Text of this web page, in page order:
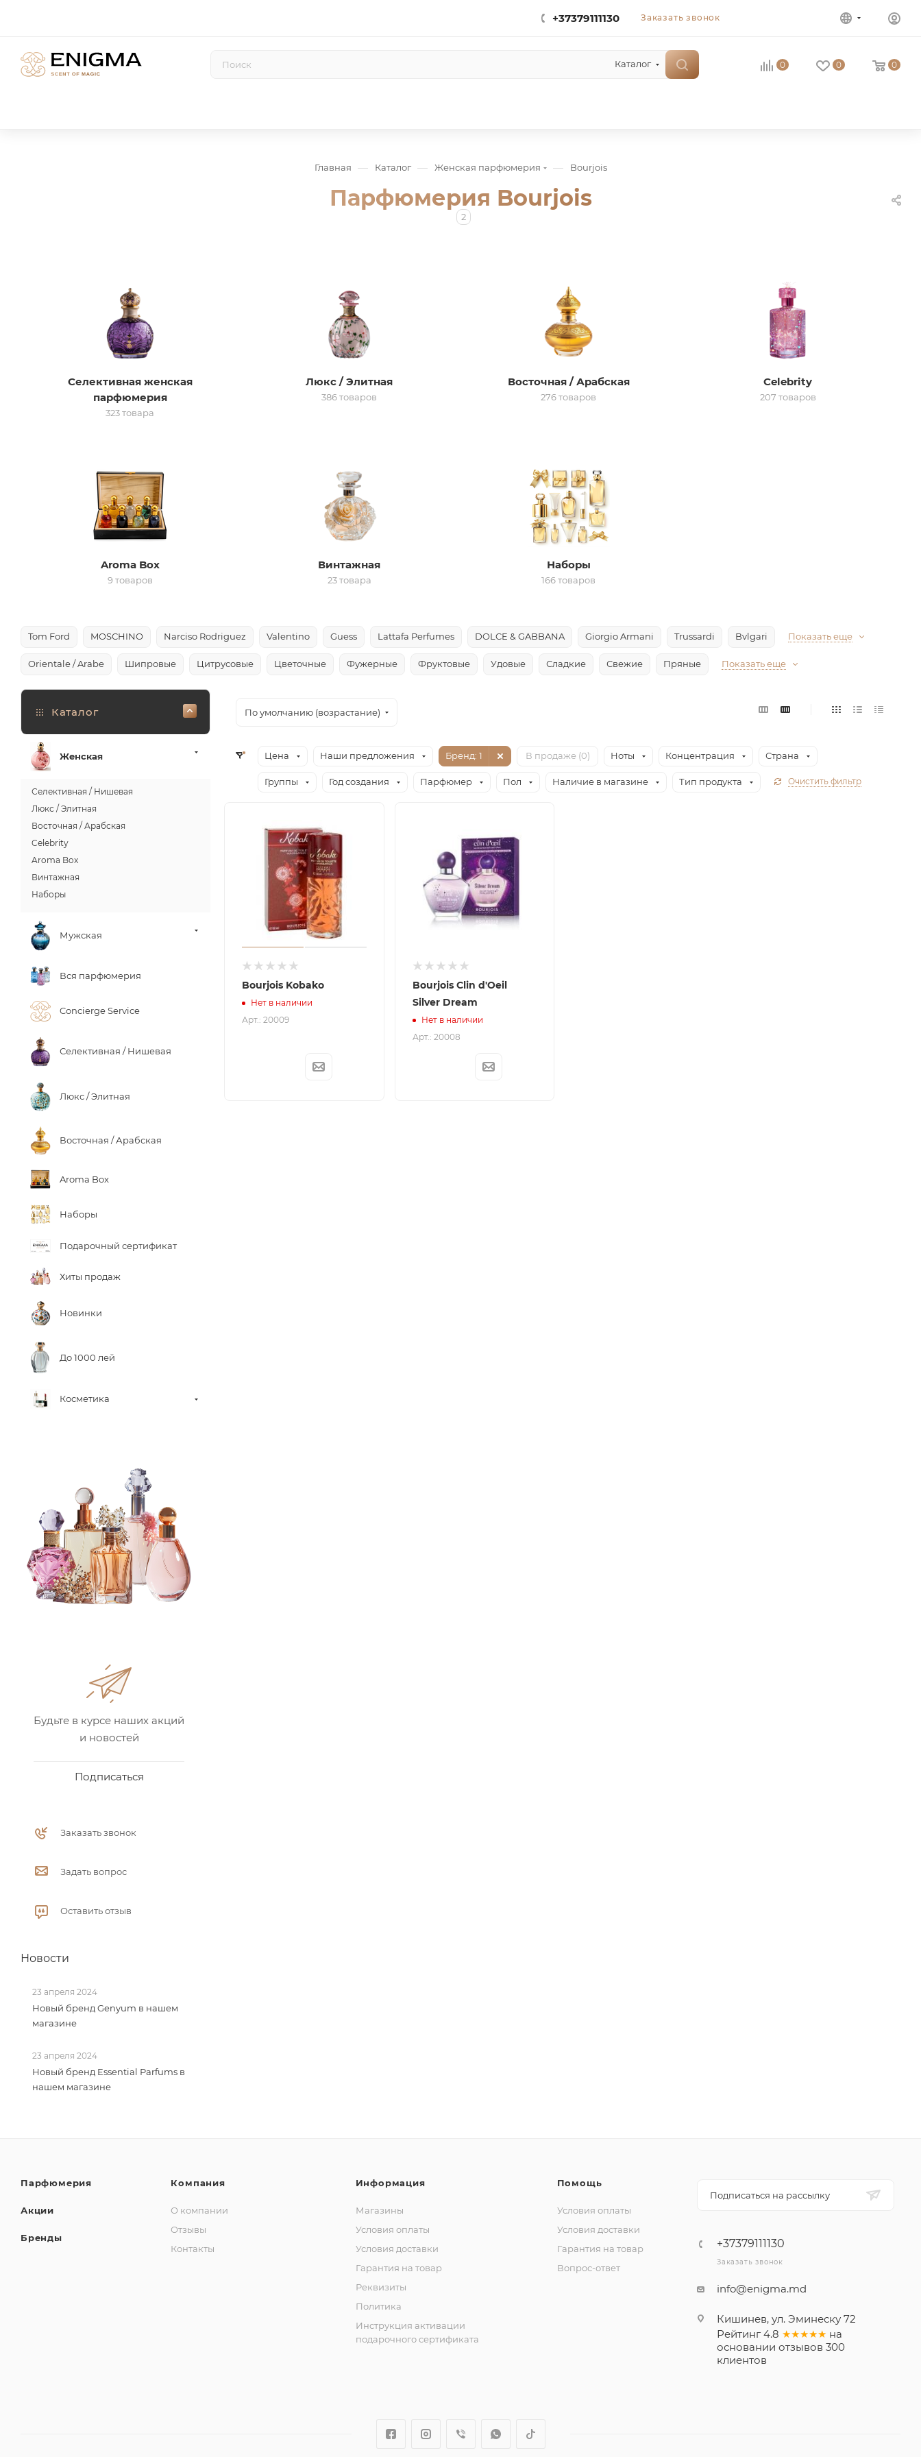
+37379111130 Заказать звонок
Каталог 0 0 0
Главная — Каталог — Женская парфюмерия — Bourjois
Парфюмерия Bourjois
2
Селективная женская
парфюмерия
323 товара
Люкс / Элитная
386 товаров
Восточная / Арабская
276 товаров
Celebrity
207 товаров
Aroma Box
9 товаров
Винтажная
23 товара
Наборы
166 товаров
Tom Ford MOSCHINO Narciso Rodriguez Valentino Guess Lattafa Perfumes DOLCE & GABBANA Giorgio Armani Trussardi Bvlgari Показать еще
Orientale / Arabe Шипровые Цитрусовые Цветочные Фужерные Фруктовые Удовые Сладкие Свежие Пряные Показать еще
По умолчанию (возрастание)
Цена Наши предложения Бренд: 1 В продаже (0) Ноты Концентрация Страна
Группы Год создания Парфюмер Пол Наличие в магазине Тип продукта Очистить фильтр
Bourjois Kobako
Нет в наличии
Арт.: 20009
Bourjois Clin d'Oeil
Silver Dream
Нет в наличии
Арт.: 20008
Каталог
Женская
Селективная / Нишевая
Люкс / Элитная
Восточная / Арабская
Celebrity
Aroma Box
Винтажная
Наборы
Мужская
Вся парфюмерия
Concierge Service
Селективная / Нишевая
Люкс / Элитная
Восточная / Арабская
Aroma Box
Наборы
Подарочный сертификат
Хиты продаж
Новинки
До 1000 лей
Косметика
Будьте в курсе наших акций
и новостей
Подписаться
Заказать звонок
Задать вопрос
Оставить отзыв
Новости
23 апреля 2024
Новый бренд Genyum в нашем
магазине
23 апреля 2024
Новый бренд Essential Parfums в
нашем магазине
Парфюмерия
Акции
Бренды
Компания
О компании
Отзывы
Контакты
Информация
Магазины
Условия оплаты
Условия доставки
Гарантия на товар
Реквизиты
Политика
Инструкция активации
подарочного сертификата
Помощь
Условия оплаты
Условия доставки
Гарантия на товар
Вопрос-ответ
Подписаться на рассылку
+37379111130
Заказать звонок
info@enigma.md
Кишинев, ул. Эминеску 72
Рейтинг 4.8 ★★★★★ на
основании отзывов 300
клиентов